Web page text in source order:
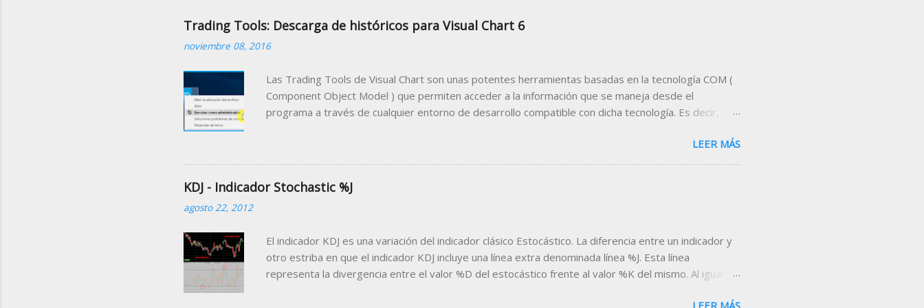
Trading Tools: Descarga de históricos para Visual Chart 6
noviembre 08, 2016
Las Trading Tools de Visual Chart son unas potentes herramientas basadas en la tecnología COM (
Component Object Model ) que permiten acceder a la información que se maneja desde el
programa a través de cualquier entorno de desarrollo compatible con dicha tecnología. Es decir, que
pudiendo trabajar desde el programa cliente con los datos bursátiles que proporciona Visual Chart .
El ejemplo más común de programa cliente compatible con esta tecnología es Microsoft Excel . A
manipular desde la famosa hoja de cálculo datos como precios en tiempo real, indicadores,
siguiente enlace: Ejemplo Descarga H...
LEER MÁS
KDJ - Indicador Stochastic %J
agosto 22, 2012
El indicador KDJ es una variación del indicador clásico Estocástico. La diferencia entre un indicador y
otro estriba en que el indicador KDJ incluye una línea extra denominada línea %J. Esta línea
representa la divergencia entre el valor %D del estocástico frente al valor %K del mismo. Al igual
LEER MÁS